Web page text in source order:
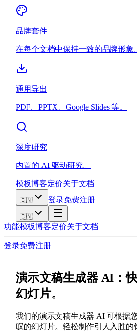
品牌套件
在每个文档中保持一致的品牌形象。
通用导出
PDF、PPTX、Google Slides 等。
深度研究
内置的 AI 驱动研究。
模板博客定价关于文档
🇨🇳 登录免费注册
🇨🇳
功能模板博客定价关于文档
登录免费注册
演示文稿生成器 AI：
幻灯片。
我们的演示文稿生成器 AI 可根据
叹的幻灯片。轻松制作引人入胜的